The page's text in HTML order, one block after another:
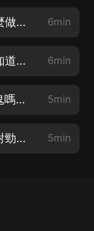
你活不過今夜 第05集 我該怎麼做（第一集留言可領紅包和vip） 6min
你活不過今夜 第06集 你真想知道（第一集留言可領紅包和vip） 6min
你活不過今夜 第07集 這里有鬼嗎（第一集留言可領紅包和vip） 5min
你活不過今夜 第08集 有些不對勁（第一集留言可領紅包和vip） 5min